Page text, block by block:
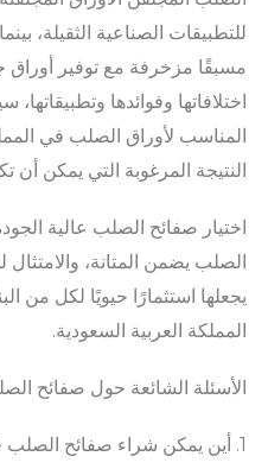
للتطبيقات الصناعية الثقيلة،
مسبقًا مزخرفة مع توفير أوراق
اختلافاتها وفوائدها
المناسب لأوراق الصلب في
النتيجة المرغوبة التي يمكن أن
اختيار صفائح الصلب عالية
الصلب يضمن المتانة، والامتثال
يجعلها استثمارًا حيويًا لكل من
المملكة العربية السعودية.
الأسئلة الشائعة حول صفائح
1. أين يمكن شراء صفائح الصلب في جدة؟